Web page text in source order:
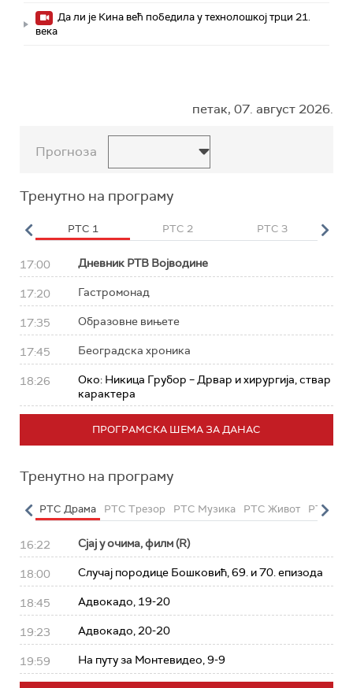
Да ли је Кина већ победила у технолошкој трци 21.
века
петак, 07. август 2026.
Прогноза
Тренутно на програму
РТС 1 РТС 2 РТС 3
17:00 Дневник РТВ Војводине
17:20 Гастромонад
17:35 Образовне вињете
17:45 Београдска хроника
18:26
Око: Никица Грубор – Дрвар и хирургија, ствар
карактера
ПРОГРАМСКА ШЕМА ЗА ДАНАС
Тренутно на програму
РТС Драма РТС Трезор РТС Музика РТС Живот РТС
16:22 Сјај у очима, филм (R)
18:00 Случај породице Бошковић, 69. и 70. епизода
18:45 Адвокадо, 19-20
19:23 Адвокадо, 20-20
19:59 На путу за Монтевидео, 9-9